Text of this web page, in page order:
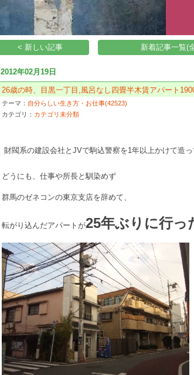
< 新しい記事 新着記事一覧(
2012年02月19日
26歳の時、目黒一丁目,風呂なし四畳半木賃アパート
テーマ： 自分らしい生き方・お仕事(42523)
カテゴリ： カテゴリ未分類
財閥系の建設会社とJVで駒込警察を1年以上かけて造っ
どうにも、仕事や所長と馴染めず
群馬のゼネコンの東京支店を辞めて、
転がり込んだアパートが25年ぶりに行っ